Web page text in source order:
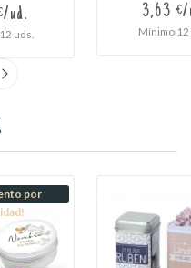
ud.
uds.
3,63 €/
Mínimo 12
por